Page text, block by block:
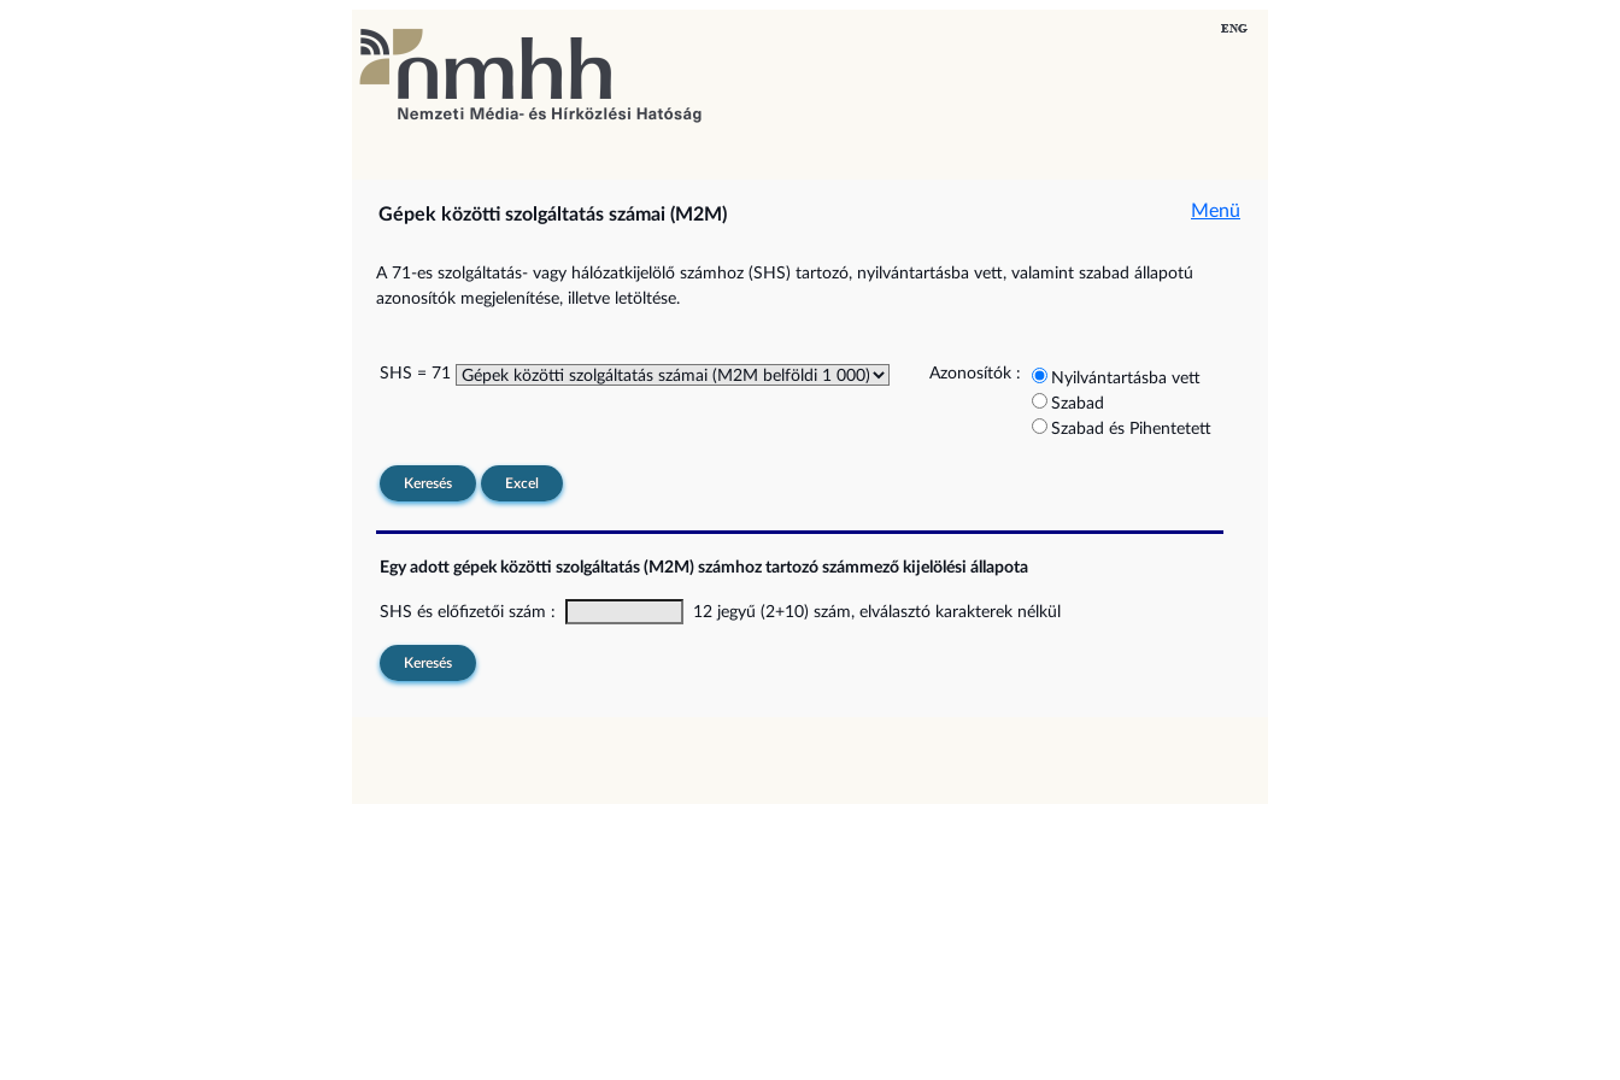
Gépek közötti szolgáltatás számai (M2M) Menü
A 71-es szolgáltatás- vagy hálózatkijelölő számhoz (SHS) tartozó, nyilvántartásba vett, valamint szabad állapotú
azonosítók megjelenítése, illetve letöltése.
SHS = 71 Azonosítók :
Nyilvántartásba vett
Szabad
Szabad és Pihentetett
Keresés Excel
Egy adott gépek közötti szolgáltatás (M2M) számhoz tartozó számmező kijelölési állapota
SHS és előfizetői szám : 12 jegyű (2+10) szám, elválasztó karakterek nélkül
Keresés